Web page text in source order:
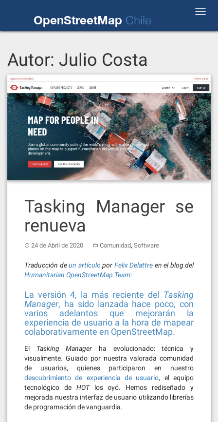
OpenStreetMap Chile
Autor: Julio Costa
Tasking Manager se
renueva
24 de Abril de 2020 Comunidad, Software
Traducción deun artículo por Felix Delattre en el blog del
Humanitarian OpenStreetMap Team:
La versión 4, la más reciente del Tasking
Manager, ha sido lanzada hace poco, con
varios adelantos que mejorarán la
experiencia de usuario a la hora de mapear
colaborativamente en OpenStreetMap.
El Tasking Manager ha evolucionado: técnica y
visualmente. Guiado por nuestra valorada comunidad
de usuarios, quienes participaron en nuestro
descubrimiento de experiencia de usuario, el equipo
tecnológico de HOTlos oyó. Hemos rediseñado y
mejorada nuestra interfaz de usuario utilizando librerías
de programación de vanguardia.